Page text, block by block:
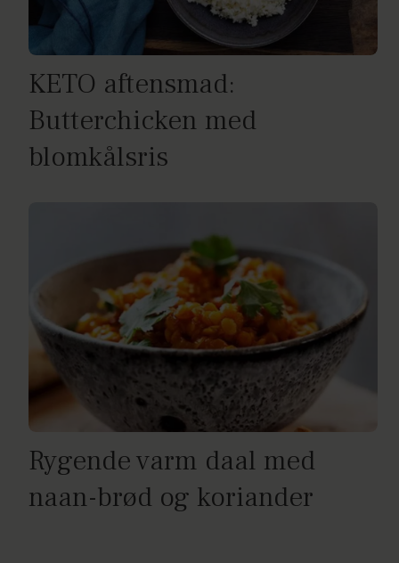
KETO aftensmad:
Butterchicken med
blomkålsris
Rygende varm daal med
naan-brød og koriander